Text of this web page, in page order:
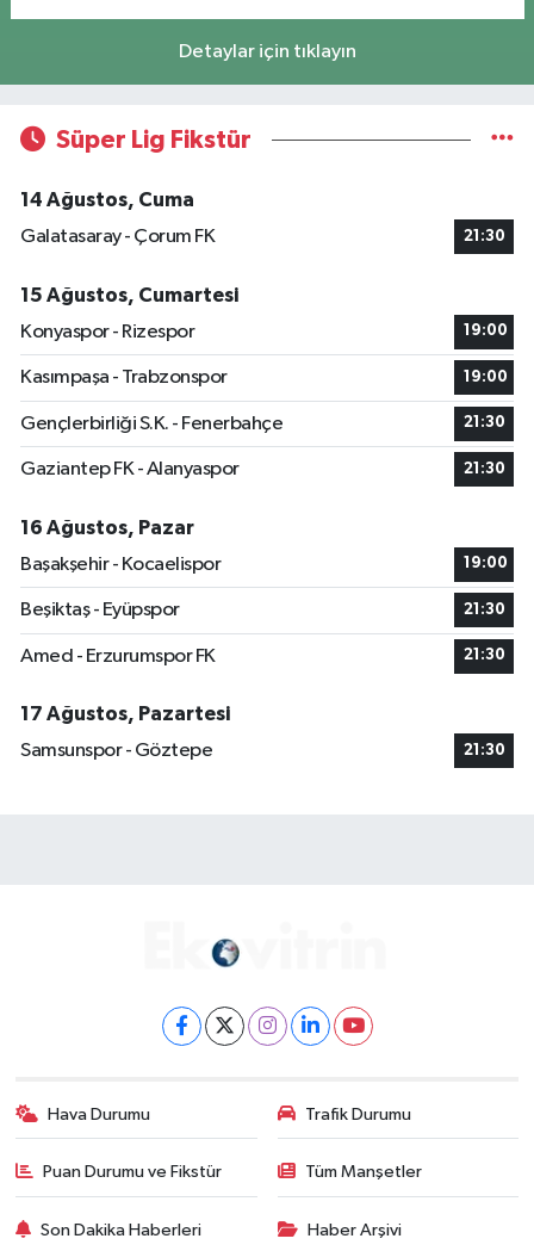
Detaylar için tıklayın
Süper Lig Fikstür
14 Ağustos, Cuma
Galatasaray - Çorum FK
21:30
15 Ağustos, Cumartesi
Konyaspor - Rizespor
19:00
Kasımpaşa - Trabzonspor 19:00
Gençlerbirliği S.K. - Fenerbahçe 21:30
Gaziantep FK - Alanyaspor 21:30
16 Ağustos, Pazar
Başakşehir - Kocaelispor
19:00
Beşiktaş - Eyüpspor 21:30
Amed - Erzurumspor FK 21:30
17 Ağustos, Pazartesi
Samsunspor - Göztepe
21:30
Hava Durumu Trafik Durumu
Puan Durumu ve Fikstür Tüm Manşetler
Son Dakika Haberleri Haber Arşivi